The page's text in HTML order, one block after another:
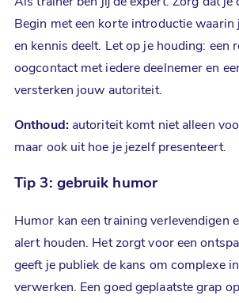
Begin met een korte introductie waarin
en kennis deelt. Let op je houding: een
oogcontact met iedere deelnemer en
versterken jouw autoriteit.
Onthoud:autoriteit komt niet alleen
maar ook uit hoe je jezelf presenteert.
Tip 3: gebruik humor
Humor kan een training verlevendigen
alert houden. Het zorgt voor een
geeft je publiek de kans om complexe
verwerken. Een goed geplaatste grap